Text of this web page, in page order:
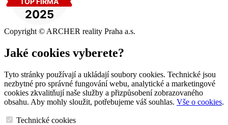
Copyright © ARCHER reality Praha a.s.
Jaké cookies vyberete?
Tyto stránky používají a ukládají soubory cookies. Technické jsou
nezbytné pro správné fungování webu, analytické a marketingové
cookies zkvalitňují naše služby a přizpůsobení zobrazovaného
obsahu. Aby mohly sloužit, potřebujeme váš souhlas. Vše o cookies.
Technické cookies